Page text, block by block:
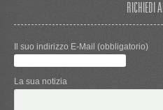
RICHIEDI
Il suo indirizzo E-Mail (obbligatorio)
La sua notizia